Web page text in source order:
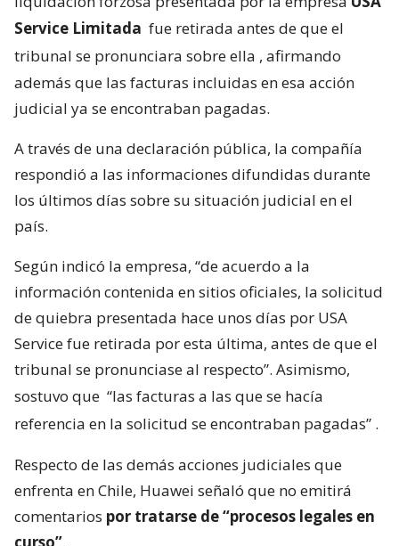
Service Limitada fue retirada antes de que el
tribunal se pronunciara sobre ella , afirmando
además que las facturas incluidas en esa acción
judicial ya se encontraban pagadas.
A través de una declaración pública, la compañía
respondió a las informaciones difundidas durante
los últimos días sobre su situación judicial en el
país.
Según indicó la empresa, “de acuerdo a la
información contenida en sitios oficiales, la solicitud
de quiebra presentada hace unos días por USA
Service fue retirada por esta última, antes de que el
tribunal se pronunciase al respecto”. Asimismo,
sostuvo que “las facturas a las que se hacía
referencia en la solicitud se encontraban pagadas” .
Respecto de las demás acciones judiciales que
enfrenta en Chile, Huawei señaló que no emitirá
comentarios por tratarse de “procesos legales en